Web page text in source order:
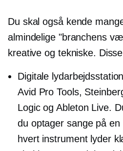
Du skal også kende
almindelige "branchens
kreative og tekniske.
Digitale
Avid Pro Tools,
Logic og Ableton Live.
du optager sange på
hvert instrument lyder